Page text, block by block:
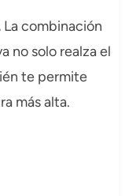
La combinación
no solo realza el
te permite
más alta.